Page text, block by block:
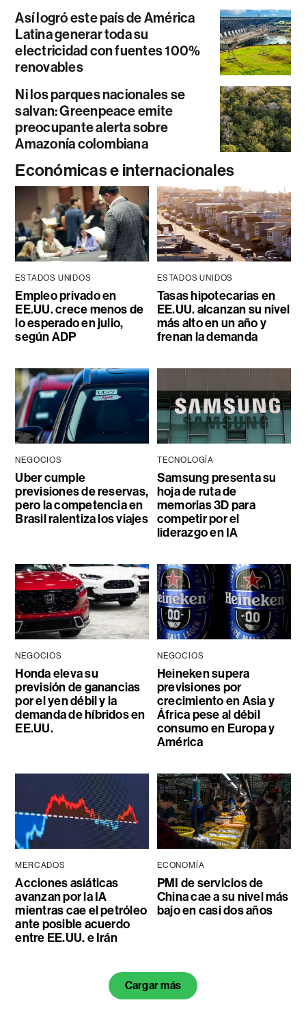
Así logró este país de América
Latina generar toda su
electricidad con fuentes 100%
renovables
Ni los parques nacionales se
salvan: Greenpeace emite
preocupante alerta sobre
Amazonía colombiana
Económicas e internacionales
ESTADOS UNIDOS
Empleo privado en
EE.UU. crece menos de
lo esperado en julio,
según ADP
ESTADOS UNIDOS
Tasas hipotecarias en
EE.UU. alcanzan su nivel
más alto en un año y
frenan la demanda
NEGOCIOS
Uber cumple
previsiones de reservas,
pero la competencia en
Brasil ralentiza los viajes
TECNOLOGÍA
Samsung presenta su
hoja de ruta de
memorias 3D para
competir por el
liderazgo en IA
NEGOCIOS
Honda eleva su
previsión de ganancias
por el yen débil y la
demanda de híbridos en
EE.UU.
NEGOCIOS
Heineken supera
previsiones por
crecimiento en Asia y
África pese al débil
consumo en Europa y
América
MERCADOS
Acciones asiáticas
avanzan por la IA
mientras cae el petróleo
ante posible acuerdo
entre EE.UU. e Irán
ECONOMÍA
PMI de servicios de
China cae a su nivel más
bajo en casi dos años
Cargar más